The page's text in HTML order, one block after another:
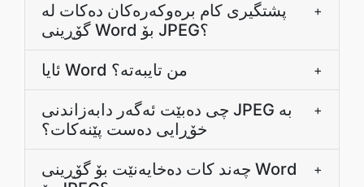
پشتگیری کام برەوکەرەکان دەکات لە
گۆڕینی Word بۆ JPEG؟
+
ئایا Word من تایبەتە؟ +
چی دەبێت ئەگەر دابەزاندنی JPEG بە
خۆڕایی دەست پێنەکات؟
+
چەند کات دەخایەنێت بۆ گۆڕینی Word
+